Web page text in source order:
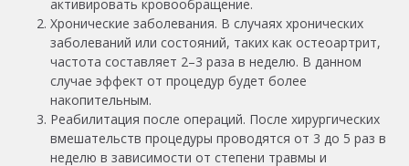
активировать кровообращение.
Хронические заболевания. В случаях хронических
заболеваний или состояний, таких как остеоартрит,
частота составляет 2–3 раза в неделю. В данном
случае эффект от процедур будет более
накопительным.
Реабилитация после операций. После хирургических
вмешательств процедуры проводятся от 3 до 5 раз в
неделю в зависимости от степени травмы и